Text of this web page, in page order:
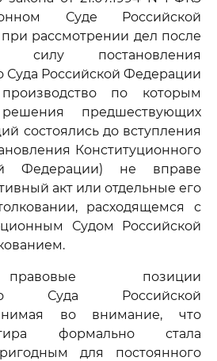
Суде Российской
рассмотрении дел после
силу постановления
Суда Российской Федерации
по которым
предшествующих
состоялись до вступления
Конституционного
Федерации) не вправе
акт или отдельные его
расходящемся с
Судом Российской
позиции
Суда Российской
во внимание, что
формально стала
для постоянного